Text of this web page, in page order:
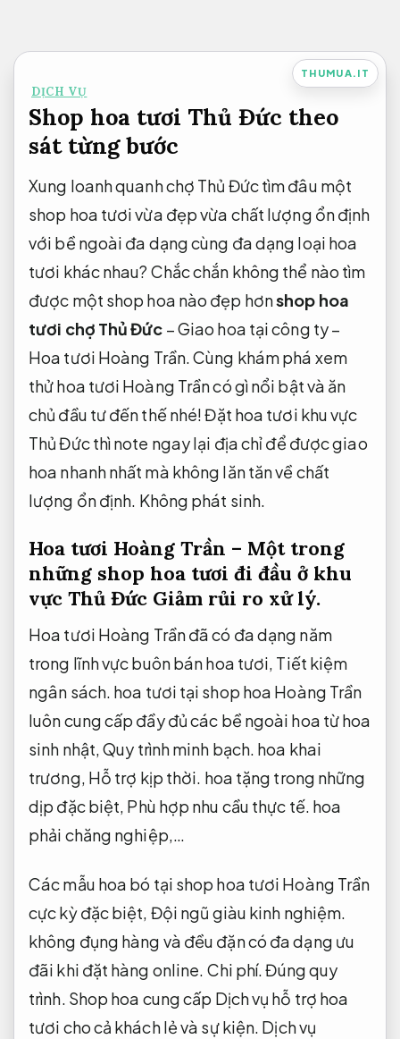
nội
dung
THUMUA.IT
DỊCH VỤ
Shop hoa tươi Thủ Đức theo
sát từng bước
Xung loanh quanh chợ Thủ Đức tìm đâu một
shop hoa tươi vừa đẹp vừa chất lượng ổn định
với bề ngoài đa dạng cùng đa dạng loại hoa
tươi khác nhau? Chắc chắn không thể nào tìm
được một shop hoa nào đẹp hơnshop hoa
tươi chợ Thủ Đức – Giao hoa tại công ty –
Hoa tươi Hoàng Trần. Cùng khám phá xem
thử hoa tươi Hoàng Trần có gì nổi bật và ăn
chủ đầu tư đến thế nhé! Đặt hoa tươi khu vực
Thủ Đức thì note ngay lại địa chỉ để được giao
hoa nhanh nhất mà không lăn tăn về chất
lượng ổn định. Không phát sinh.
Hoa tươi Hoàng Trần – Một trong
những shop hoa tươi đi đầu ở khu
vực Thủ Đức Giảm rủi ro xử lý.
Hoa tươi Hoàng Trần đã có đa dạng năm
trong lĩnh vực buôn bán hoa tươi, Tiết kiệm
ngân sách. hoa tươi tại shop hoa Hoàng Trần
luôn cung cấp đầy đủ các bề ngoài hoa từ hoa
sinh nhật,Quy trình minh bạch. hoa khai
trương, Hỗ trợ kịp thời. hoa tặng trong những
dịp đặc biệt, Phù hợp nhu cầu thực tế. hoa
phải chăng nghiệp,…
Các mẫu hoa bó tại shop hoa tươi Hoàng Trần
cực kỳ đặc biệt, Đội ngũ giàu kinh nghiệm.
không đụng hàng và đều đặn có đa dạng ưu
đãi khi đặt hàng online. Chi phí.Đúng quy
trình. Shop hoa cung cấp Dịch vụ hỗ trợ hoa
tươi cho cả khách lẻ và sự kiện. Dịch vụ